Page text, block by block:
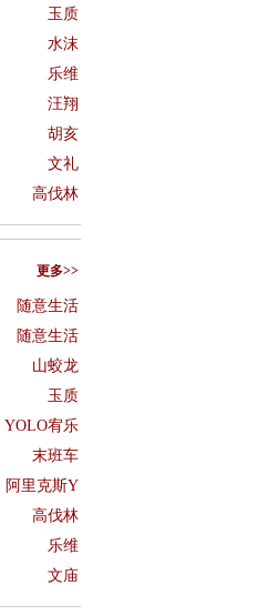
玉质
水沫
乐维
汪翔
胡亥
文礼
高伐林
更多>>
随意生活
随意生活
山蛟龙
玉质
YOLO宥乐
末班车
阿里克斯Y
高伐林
乐维
文庙